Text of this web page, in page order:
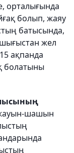
орталығында
болып, жаяу
батысында,
шығыстан жел
15 ақпанда
болатыны
жауын-шашын